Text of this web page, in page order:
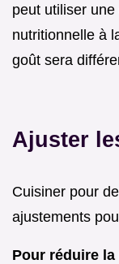
peut utiliser
nutritionnelle à
goût sera
Ajuster
Cuisiner pour
ajustements
Pour réduire